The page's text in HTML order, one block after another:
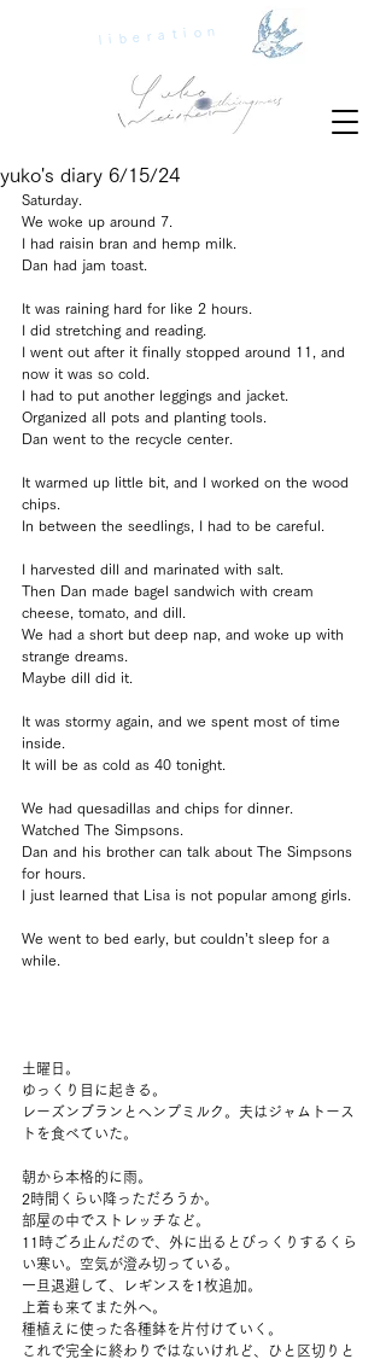
liberation
yuko's diary 6/15/24
Saturday.
We woke up around 7.
I had raisin bran and hemp milk.
Dan had jam toast.
It was raining hard for like 2 hours.
I did stretching and reading.
I went out after it finally stopped around 11, and
now it was so cold.
I had to put another leggings and jacket.
Organized all pots and planting tools.
Dan went to the recycle center.
It warmed up little bit, and I worked on the wood
chips.
In between the seedlings, I had to be careful.
I harvested dill and marinated with salt.
Then Dan made bagel sandwich with cream
cheese, tomato, and dill.
We had a short but deep nap, and woke up with
strange dreams.
Maybe dill did it.
It was stormy again, and we spent most of time
inside.
It will be as cold as 40 tonight.
We had quesadillas and chips for dinner.
Watched The Simpsons.
Dan and his brother can talk about The Simpsons
for hours.
I just learned that Lisa is not popular among girls.
We went to bed early, but couldn’t sleep for a
while.
土曜日。
ゆっくり目に起きる。
レーズンブランとヘンプミルク。夫はジャムトース
トを食べていた。
朝から本格的に雨。
2時間くらい降っただろうか。
部屋の中でストレッチなど。
11時ごろ止んだので、外に出るとびっくりするくら
い寒い。空気が澄み切っている。
一旦退避して、レギンスを1枚追加。
上着も来てまた外へ。
種植えに使った各種鉢を片付けていく。
これで完全に終わりではないけれど、ひと区切りと